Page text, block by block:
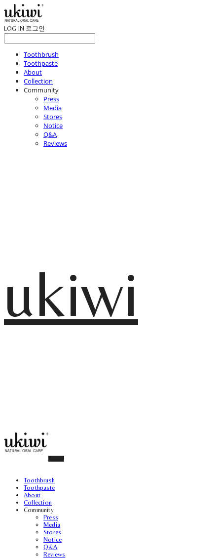
LOG IN 로그인
Toothbrush
Toothpaste
About
Collection
Community
Press
Media
Stores
Notice
Q&A
Reviews
ukiwi
Toothbrush
Toothpaste
About
Collection
Community
Press
Media
Stores
Notice
Q&A
Reviews